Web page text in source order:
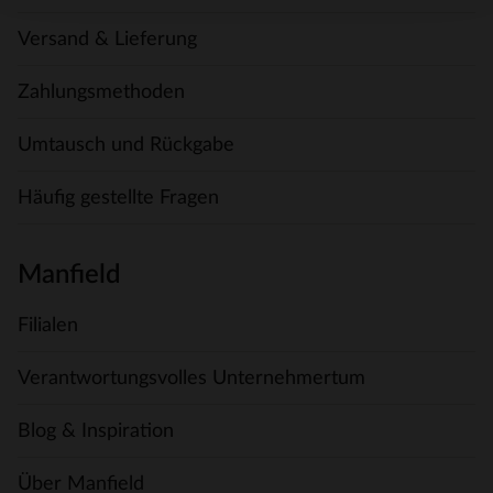
Versand & Lieferung
Zahlungsmethoden
Umtausch und Rückgabe
Häufig gestellte Fragen
Manfield
Filialen
Verantwortungsvolles Unternehmertum
Blog & Inspiration
Über Manfield